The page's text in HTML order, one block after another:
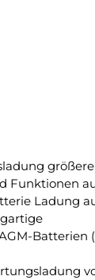
Funktionen
Ladung
Batterien